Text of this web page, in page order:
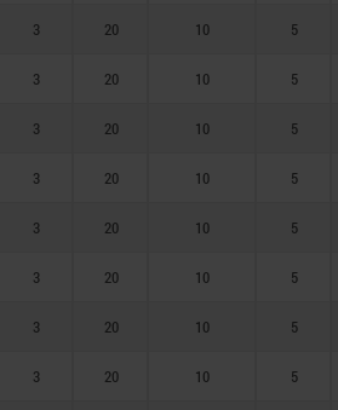
3 20 10 5
3 20 10 5
3 20 10 5
3 20 10 5
3 20 10 5
3 20 10 5
3 20 10 5
3 20 10 5